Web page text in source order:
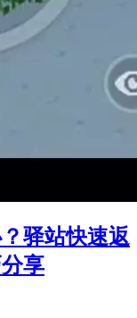
驿站快速返
享